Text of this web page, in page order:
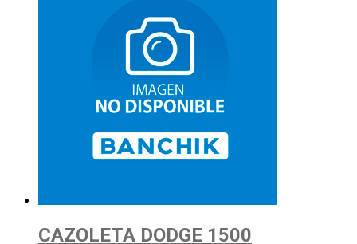
CAZOLETA DODGE 1500